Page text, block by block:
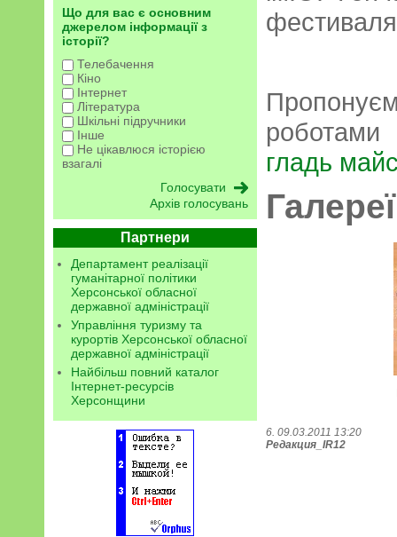
Що для вас є основним
джерелом інформації з
історії?
Телебачення
Кіно
Інтернет
Література
Шкільні підручники
Інше
Не цікавлюся історією
взагалі
Архів голосувань
Партнери
Департамент реалізації
гуманітарної політики
Херсонської обласної
державної адміністрації
Управління туризму та
курортів Херсонської обласної
державної адміністрації
Найбільш повний каталог
Інтернет-ресурсів
Херсонщини
роботами
гладь
Галереї
6. 09.03.2011 13:20
Редакция_IR12